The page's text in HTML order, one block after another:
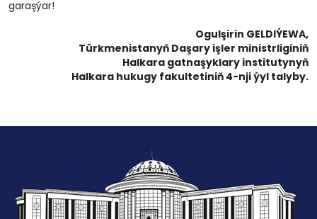
garaşýar!
Ogulşirin GELDIÝEWA,
Türkmenistanyň Daşary işler ministrliginiň
Halkara gatnaşyklary institutynyň
Halkara hukugy fakultetiniň 4-nji ýyl talyby.